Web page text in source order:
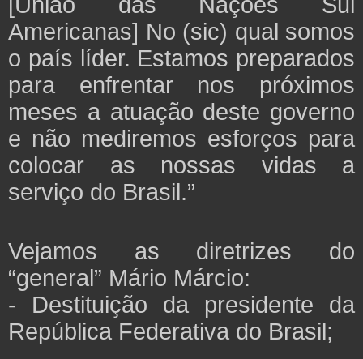
Americanas] No (sic) qual somos
o país líder. Estamos preparados
para enfrentar nos próximos
meses a atuação deste governo
e não mediremos esforços para
colocar as nossas vidas a
serviço do Brasil.”
Vejamos as diretrizes do
“general” Mário Márcio:
- Destituição da presidente da
República Federativa do Brasil;